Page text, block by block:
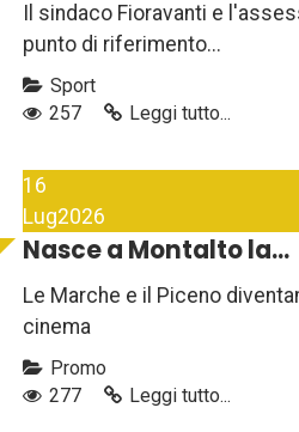
Il sindaco Fioravanti e
punto di riferimento...
Sport
257
Leggi tutto...
16
Lug2026
Nasce a Montalto la...
Le Marche e il Piceno
cinema
Promo
277
Leggi tutto...